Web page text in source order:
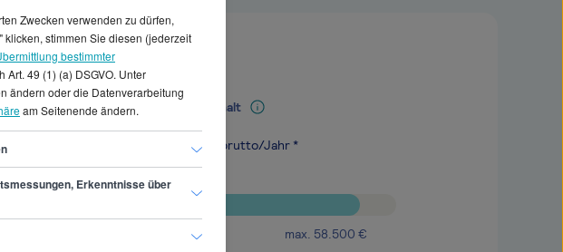
Mediangehalt
49.000 brutto/Jahr *
max. 58.500 €
Zwecken verwenden zu dürfen,
stimmen Sie diesen (jederzeit
bestimmter
Art. 49 (1) (a) DSGVO. Unter
ändern oder die Datenverarbeitung
am Seitenende ändern.
Erkenntnisse über